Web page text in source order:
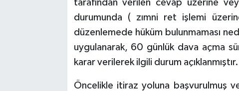
tarafından verilen cevap üzerine
durumunda ( zımni ret işlemi
düzenlemede hüküm bulunmaması
uygulanarak, 60 günlük dava açma
karar verilerek ilgili durum açıklanmıştır.
Öncelikle itiraz yoluna başvurulmuş